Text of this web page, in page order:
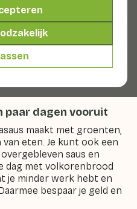
je een gezonde gerecht
soms best lastig. Dan
en-klaar maaltijden,
Dat is eigenlijk helemaal
maaltijd kopen is niet zo
een kwestie van
paar dagen vooruit
maakt met groenten,
eten. Je kunt ook een
saus en
dag met volkorenbrood
je minder werk hebt en
bespaar je geld en